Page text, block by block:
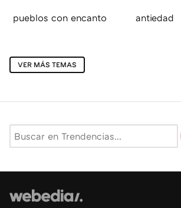
pueblos con encanto antiedad
VER MÁS TEMAS